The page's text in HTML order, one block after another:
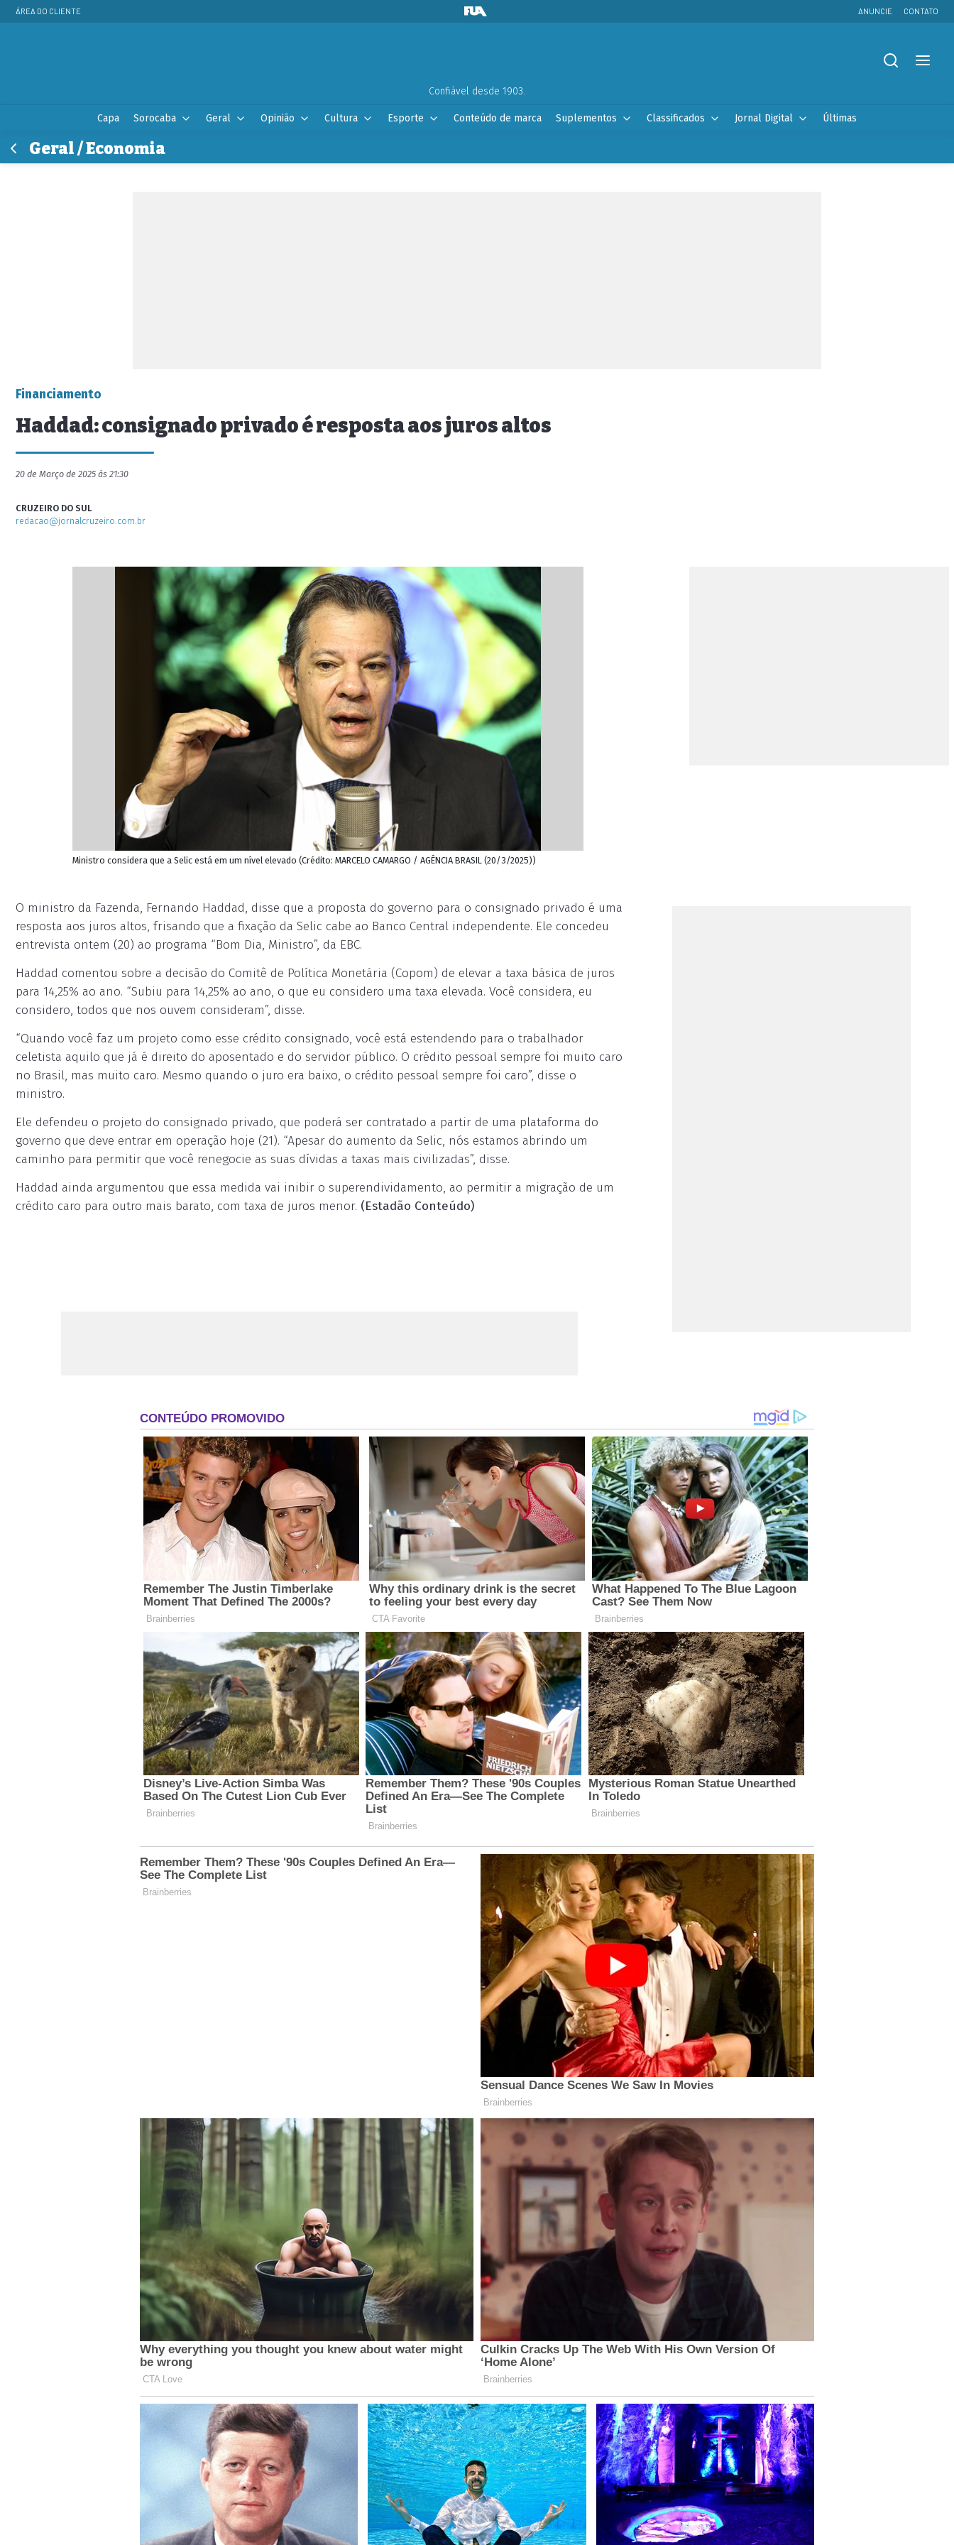
ÁREA DO CLIENTE ANUNCIE CONTATO
Confiável desde 1903.
Capa Sorocaba Geral Opinião Cultura Esporte Conteúdo de marca Suplementos Classificados Jornal Digital Últimas
Geral / Economia
Financiamento
Haddad: consignado privado é resposta aos juros altos
20 de Março de 2025 às 21:30
CRUZEIRO DO SUL
redacao@jornalcruzeiro.com.br
Ministro considera que a Selic está em um nível elevado (Crédito: MARCELO CAMARGO / AGÊNCIA BRASIL (20/3/2025))
O ministro da Fazenda, Fernando Haddad, disse que a proposta do governo para o consignado privado é uma
resposta aos juros altos, frisando que a fixação da Selic cabe ao Banco Central independente. Ele concedeu
entrevista ontem (20) ao programa “Bom Dia, Ministro”, da EBC.
Haddad comentou sobre a decisão do Comitê de Política Monetária (Copom) de elevar a taxa básica de juros
para 14,25% ao ano. “Subiu para 14,25% ao ano, o que eu considero uma taxa elevada. Você considera, eu
considero, todos que nos ouvem consideram”, disse.
“Quando você faz um projeto como esse crédito consignado, você está estendendo para o trabalhador
celetista aquilo que já é direito do aposentado e do servidor público. O crédito pessoal sempre foi muito caro
no Brasil, mas muito caro. Mesmo quando o juro era baixo, o crédito pessoal sempre foi caro”, disse o
ministro.
Ele defendeu o projeto do consignado privado, que poderá ser contratado a partir de uma plataforma do
governo que deve entrar em operação hoje (21). “Apesar do aumento da Selic, nós estamos abrindo um
caminho para permitir que você renegocie as suas dívidas a taxas mais civilizadas”, disse.
Haddad ainda argumentou que essa medida vai inibir o superendividamento, ao permitir a migração de um
crédito caro para outro mais barato, com taxa de juros menor. (Estadão Conteúdo)